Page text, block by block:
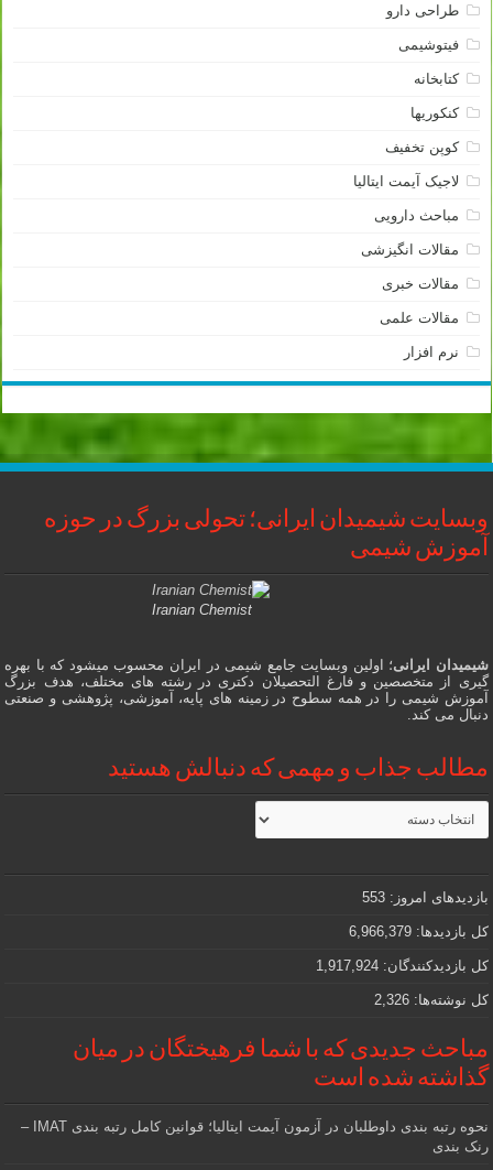
طراحی دارو
فیتوشیمی
کتابخانه
کنکوریها
کوپن تخفیف
لاجیک آیمت ایتالیا
مباحث دارویی
مقالات انگیزشی
مقالات خبری
مقالات علمی
نرم افزار
وبسایت شیمیدان ایرانی؛ تحولی بزرگ در حوزه
آموزش شیمی
Iranian Chemist
شیمیدان ایرانی؛ اولین وبسایت جامع شیمی در ایران محسوب میشود که با بهره
گیری از متخصصین و فارغ التحصیلان دکتری در رشته های مختلف، هدف بزرگ
آموزش شیمی را در همه سطوح در زمینه های پایه، آموزشی، پژوهشی و صنعتی
دنبال می کند.
مطالب جذاب و مهمی که دنبالش هستید
مطالب
جذاب
و
که
دنبالش
هستید
بازدیدهای امروز: 553
کل بازدیدها: 6,966,379
کل بازدیدکنند‌گان: 1,917,924
کل نوشته‌ها: 2,326
مباحث جدیدی که با شما فرهیختگان در میان
گذاشته شده است
نحوه رتبه بندی داوطلبان در آزمون آیمت ایتالیا؛ قوانین کامل رتبه بندی IMAT –
رنک بندی